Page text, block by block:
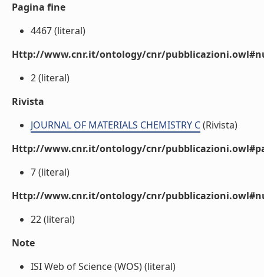
Pagina fine
4467 (literal)
Http://www.cnr.it/ontology/cnr/
2 (literal)
Rivista
JOURNAL OF MATERIALS CHEMISTRY C(Rivista)
Http://www.cnr.it/ontology/cnr/
7 (literal)
Http://www.cnr.it/ontology/cnr/
22 (literal)
Note
ISI Web of Science (WOS) (literal)